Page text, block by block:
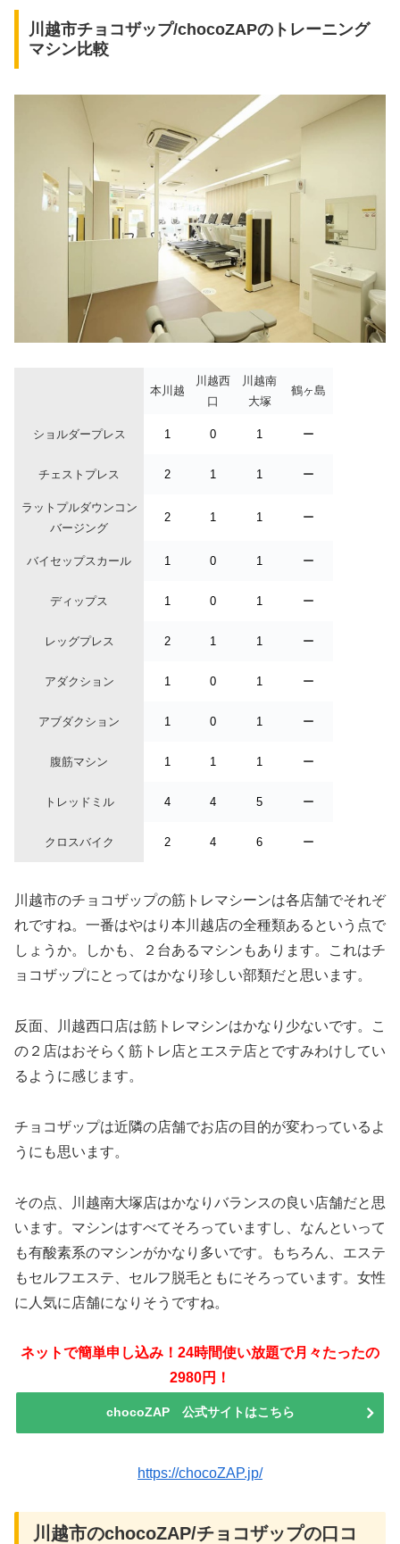
川越市チョコザップ/chocoZAPのトレーニング
マシン比較
本川越
川越西
口
川越南
大塚
鶴ヶ島
ショルダープレス 1 0 1 ー
チェストプレス 2 1 1 ー
ラットプルダウンコン
バージング
2 1 1 ー
バイセップスカール 1 0 1 ー
ディップス 1 0 1 ー
レッグプレス 2 1 1 ー
アダクション 1 0 1 ー
アブダクション 1 0 1 ー
腹筋マシン 1 1 1 ー
トレッドミル 4 4 5 ー
クロスバイク 2 4 6 ー
川越市のチョコザップの筋トレマシーンは各店舗でそれぞ
れですね。一番はやはり本川越店の全種類あるという点で
しょうか。しかも、２台あるマシンもあります。これはチ
ョコザップにとってはかなり珍しい部類だと思います。
反面、川越西口店は筋トレマシンはかなり少ないです。こ
の２店はおそらく筋トレ店とエステ店とですみわけしてい
るように感じます。
チョコザップは近隣の店舗でお店の目的が変わっているよ
うにも思います。
その点、川越南大塚店はかなりバランスの良い店舗だと思
います。マシンはすべてそろっていますし、なんといって
も有酸素系のマシンがかなり多いです。もちろん、エステ
もセルフエステ、セルフ脱毛ともにそろっています。女性
に人気に店舗になりそうですね。
ネットで簡単申し込み！24時間使い放題で月々たったの
2980円！
chocoZAP 公式サイトはこちら
https://chocoZAP.jp/
川越市のchocoZAP/チョコザップの口コ